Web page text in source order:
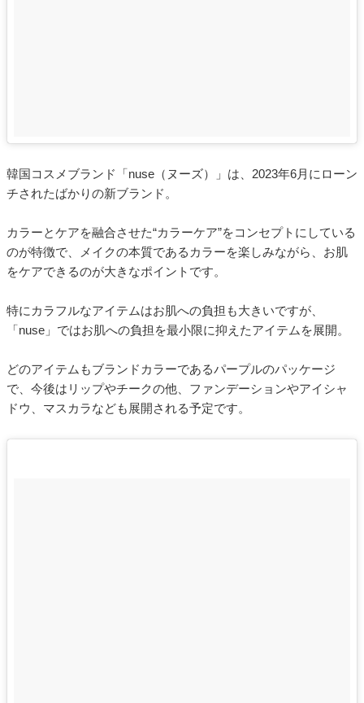
韓国コスメブランド「nuse（ヌーズ）」は、2023年6月にローン
チされたばかりの新ブランド。
カラーとケアを融合させた“カラーケア”をコンセプトにしている
のが特徴で、メイクの本質であるカラーを楽しみながら、お肌
をケアできるのが大きなポイントです。
特にカラフルなアイテムはお肌への負担も大きいですが、
「nuse」ではお肌への負担を最小限に抑えたアイテムを展開。
どのアイテムもブランドカラーであるパープルのパッケージ
で、今後はリップやチークの他、ファンデーションやアイシャ
ドウ、マスカラなども展開される予定です。